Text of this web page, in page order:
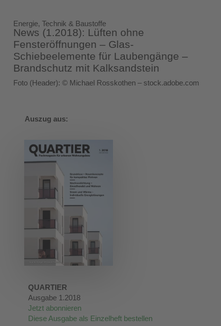
Energie, Technik & Baustoffe
News (1.2018): Lüften ohne
Fensteröffnungen – Glas-
Schiebeelemente für Laubengänge –
Brandschutz mit Kalksandstein
Foto (Header): © Michael Rosskothen – stock.adobe.com
Auszug aus:
QUARTIER
Ausgabe 1.2018
Jetzt abonnieren
Diese Ausgabe als Einzelheft bestellen